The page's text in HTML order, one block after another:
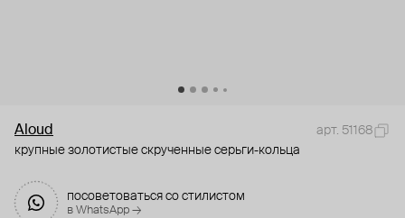
Aloud
арт. 51168
крупные золотистые скрученные серьги-кольца
посоветоваться со стилистом
в WhatsApp →